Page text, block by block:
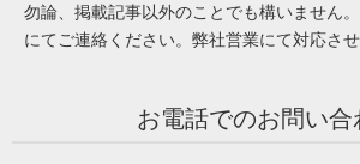
勿論、掲載記事以外のことでも構いません
にてご連絡ください。弊社営業にて対応させ
お電話でのお問い合